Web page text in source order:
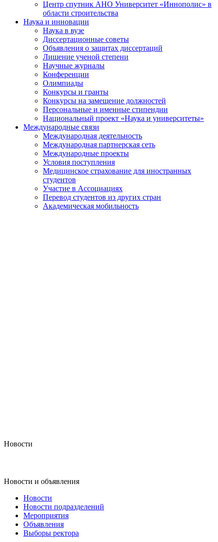
Центр спутник АНО Университет «Иннополис» в
области строительства
Наука и инновации
Наука в вузе
Диссертационные советы
Объявления о защитах диссертаций
Лишение ученой степени
Научные журналы
Конференции
Олимпиады
Конкурсы и гранты
Конкурсы на замещение должностей
Персональные и именные стипендии
Национальный проект «Наука и университеты»
Международные связи
Международная деятельность
Международная партнерская сеть
Международные проекты
Условия поступления
Медицинское страхование для иностранных
студентов
Участие в Ассоциациях
Перевод студентов из других стран
Академическая мобильность
Новости
Новости и объявления
Новости
Новости подразделений
Мероприятия
Объявления
Выборы ректора